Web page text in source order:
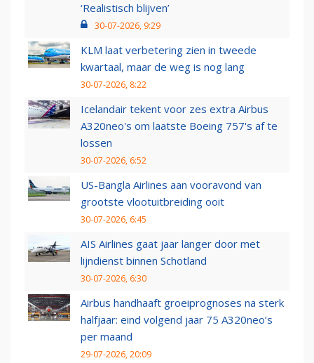
‘Realistisch blijven’
30-07-2026, 9:29
KLM laat verbetering zien in tweede
kwartaal, maar de weg is nog lang
30-07-2026, 8:22
Icelandair tekent voor zes extra Airbus
A320neo's om laatste Boeing 757's af te
lossen
30-07-2026, 6:52
US-Bangla Airlines aan vooravond van
grootste vlootuitbreiding ooit
30-07-2026, 6:45
AIS Airlines gaat jaar langer door met
lijndienst binnen Schotland
30-07-2026, 6:30
Airbus handhaaft groeiprognoses na sterk
halfjaar: eind volgend jaar 75 A320neo’s
per maand
29-07-2026, 20:09